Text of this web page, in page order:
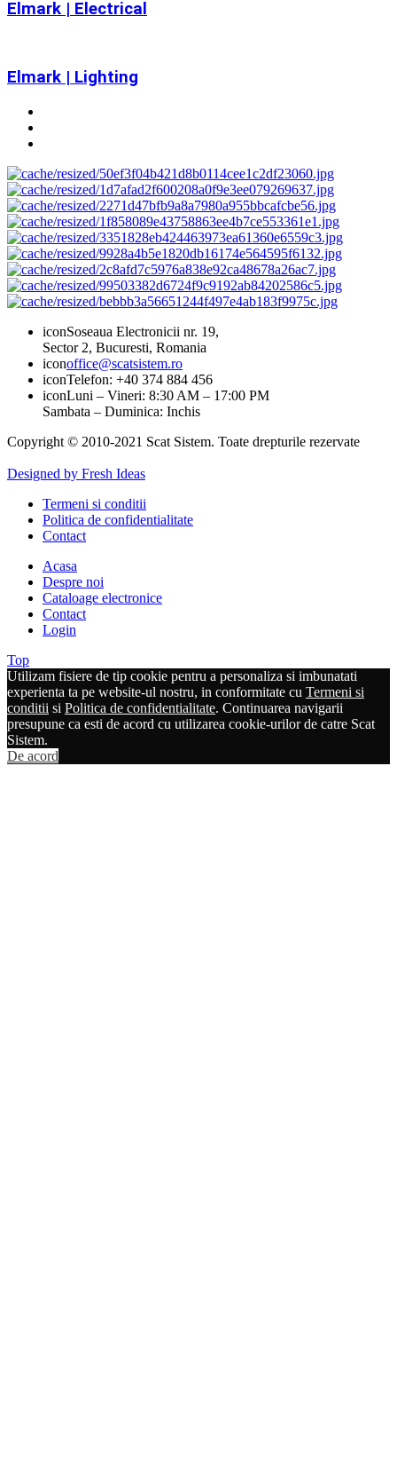
Elmark | Electrical
Elmark | Lighting
iconSoseaua Electronicii nr. 19,
Sector 2, Bucuresti, Romania
iconoffice@scatsistem.ro
iconTelefon: +40 374 884 456
iconLuni – Vineri: 8:30 AM – 17:00 PM
Sambata – Duminica: Inchis
Copyright © 2010-2021 Scat Sistem. Toate drepturile rezervate
Designed by Fresh Ideas
Termeni si conditii
Politica de confidentialitate
Contact
Acasa
Despre noi
Cataloage electronice
Contact
Login
Top
Utilizam fisiere de tip cookie pentru a personaliza si imbunatati
experienta ta pe website-ul nostru, in conformitate cu Termeni si
conditii si Politica de confidentialitate. Continuarea navigarii
presupune ca esti de acord cu utilizarea cookie-urilor de catre Scat
Sistem.
De acord